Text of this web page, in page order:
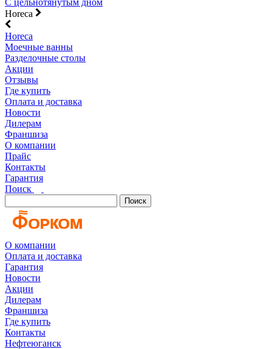
С цельнотянутым дном
Horeca
Horeca
Моечные ванны
Разделочные столы
Акции
Отзывы
Где купить
Оплата и доставка
Новости
Дилерам
Франшиза
О компании
Прайс
Контакты
Гарантия
Поиск
Поиск
О компании
Оплата и доставка
Гарантия
Новости
Акции
Дилерам
Франшиза
Где купить
Контакты
Нефтеюганск